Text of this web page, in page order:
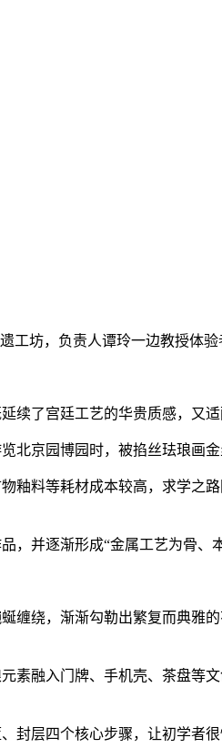
坊，负责人谭玲一边教授体验
了宫廷工艺的华贵质感，又适
京园博园时，被掐丝珐琅画金
料等耗材成本较高，求学之
并逐渐形成“金属工艺为骨、
绕，渐渐勾勒出繁复而典雅
融入门牌、手机壳、茶盘等
层四个核心步骤，让初学者